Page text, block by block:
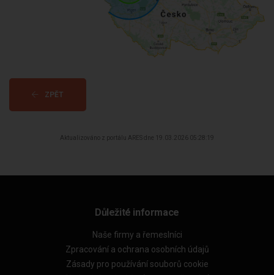
ZPĚT
Aktualizováno z portálu ARES dne 19.03.2026 05:28:19
Důležité informace
Naše firmy a řemeslníci
Zpracování a ochrana osobních údajů
Zásady pro používání souborů cookie